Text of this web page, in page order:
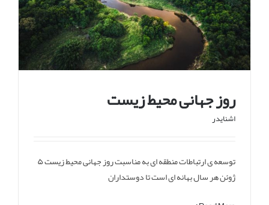
روز جهانی محیط زیست
روز جهانی محیط زیست
اشنایدر
توسعه ی ارتباطات منطقه ای به مناسبت روز جهانی محیط زیست ۵
ژوئن هر سال بهانه ای است تا دوستداران